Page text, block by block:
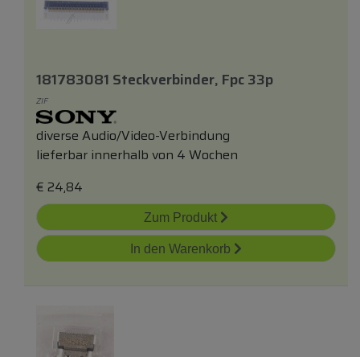
181783081 Steckverbinder, Fpc 33p
ZIF
diverse Audio/Video-Verbindung
lieferbar innerhalb von 4 Wochen
€ 24,84
Zum Produkt
In den Warenkorb